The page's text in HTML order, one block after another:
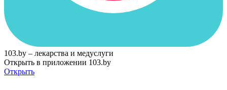
103.by – лекарства и медуслуги
Открыть в приложении 103.by
Открыть